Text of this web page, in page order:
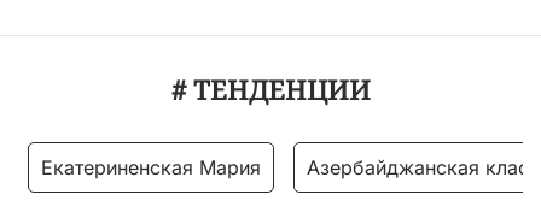
# ТЕНДЕНЦИИ
Екатериненская Мария Азербайджанская